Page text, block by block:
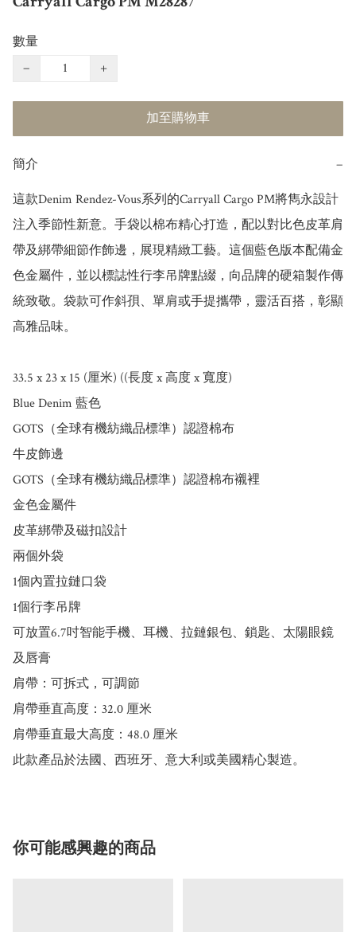
數量
−
+
加至購物車
簡介 −
這款Denim Rendez-Vous系列的Carryall Cargo PM將雋永設計
注入季節性新意。手袋以棉布精心打造，配以對比色皮革肩
帶及綁帶細節作飾邊，展現精緻工藝。這個藍色版本配備金
色金屬件，並以標誌性行李吊牌點綴，向品牌的硬箱製作傳
統致敬。袋款可作斜孭、單肩或手提攜帶，靈活百搭，彰顯
高雅品味。
33.5 x 23 x 15 (厘米) ((長度 x 高度 x 寬度)
Blue Denim 藍色
GOTS（全球有機紡織品標準）認證棉布
牛皮飾邊
GOTS（全球有機紡織品標準）認證棉布襯裡
金色金屬件
皮革綁帶及磁扣設計
兩個外袋
1個內置拉鏈口袋
1個行李吊牌
可放置6.7吋智能手機、耳機、拉鏈銀包、鎖匙、太陽眼鏡
及唇膏
肩帶：可拆式，可調節
肩帶垂直高度：32.0 厘米
肩帶垂直最大高度：48.0 厘米
此款產品於法國、西班牙、意大利或美國精心製造。
你可能感興趣的商品